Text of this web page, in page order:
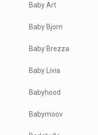
Baby Art
Baby Bjorn
Baby Brezza
Baby Livia
Babyhood
Babymoov